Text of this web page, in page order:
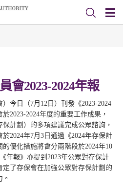
會2023-2024年報
今日（7月12日）刊發《2023-2024
2023-2024年度的重要工作成果，
計劃）的多項建議完成公眾諮詢，
2024年7月3日通過《2024年存保計
優化措施將會分兩階段於2024年10
年報》亦提到2023年公眾對存保計
了存保會在加強公眾對存保計劃的